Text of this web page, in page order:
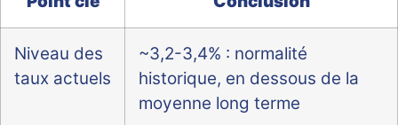
Niveau des
taux actuels
~3,2-3,4% : normalité
historique, en dessous de la
moyenne long terme